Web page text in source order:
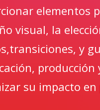
elementos
visual, la
y
producción
su impacto